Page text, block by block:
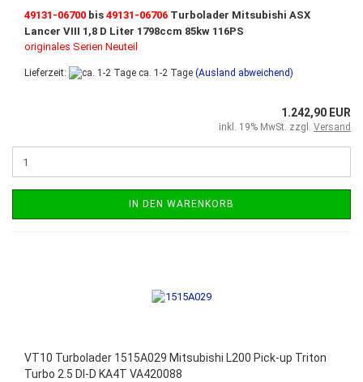
49131-06700 bis 49131-06706 Turbolader Mitsubishi ASX
Lancer VIII 1,8 D Liter 1798ccm 85kw 116PS
originales Serien Neuteil
Lieferzeit: ca. 1-2 Tage (Ausland abweichend)
1.242,90 EUR
inkl. 19% MwSt. zzgl. Versand
IN DEN WARENKORB
VT10 Turbolader 1515A029 Mitsubishi L200 Pick-up Triton
Turbo 2.5 DI-D KA4T VA420088